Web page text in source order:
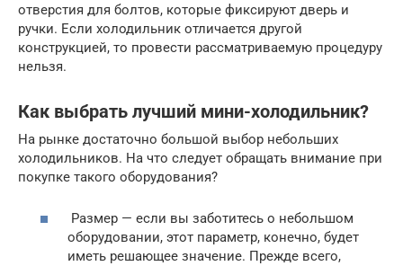
отверстия для болтов, которые фиксируют дверь и
ручки. Если холодильник отличается другой
конструкцией, то провести рассматриваемую процедуру
нельзя.
Как выбрать лучший мини-холодильник?
На рынке достаточно большой выбор небольших
холодильников. На что следует обращать внимание при
покупке такого оборудования?
Размер — если вы заботитесь о небольшом
оборудовании, этот параметр, конечно, будет
иметь решающее значение. Прежде всего,